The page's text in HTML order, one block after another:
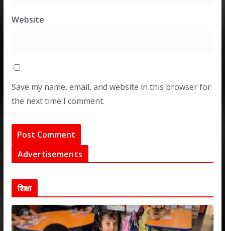
Website
Save my name, email, and website in this browser for
the next time I comment.
Advertisements
शिक्षा